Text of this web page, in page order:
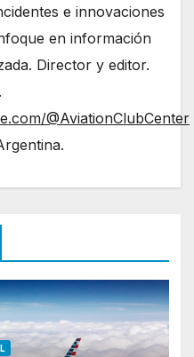
e innovaciones
en información
Director y editor.
@AviationClubCenter